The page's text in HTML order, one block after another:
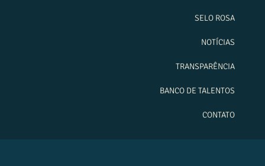
SELO ROSA
NOTÍCIAS
TRANSPARÊNCIA
BANCO DE TALENTOS
CONTATO